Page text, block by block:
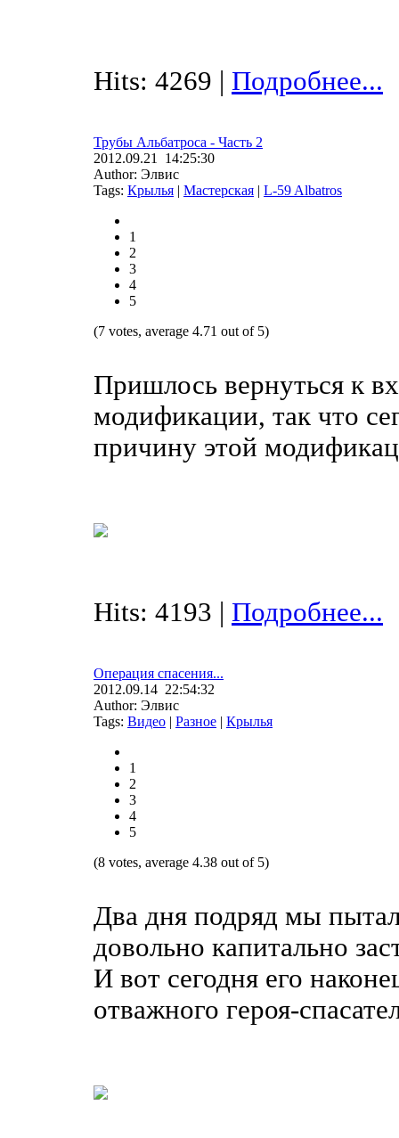
Hits: 4269 | Подробнее...
Трубы Альбатроса - Часть 2
2012.09.21 14:25:30
Author: Элвис
Tags: Крылья | Мастерская | L-59 Albatros
1
2
3
4
5
(7 votes, average 4.71 out of 5)
Пришлось вернуться к
модификации, так что
причину этой
Hits: 4193 | Подробнее...
Операция спасения...
2012.09.14 22:54:32
Author: Элвис
Tags: Видео | Разное | Крылья
1
2
3
4
5
(8 votes, average 4.38 out of 5)
Два дня подряд мы
довольно капитально
И вот сегодня его
отважного героя-